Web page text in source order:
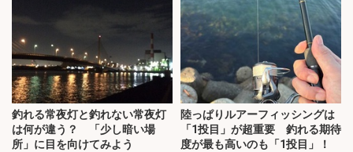
釣れる常夜灯と釣れない常夜灯
は何が違う？ 「少し暗い場
所」に目を向けてみよう
陸っぱりルアーフィッシングは
「1投目」が超重要 釣れる期待
度が最も高いのも「1投目」！